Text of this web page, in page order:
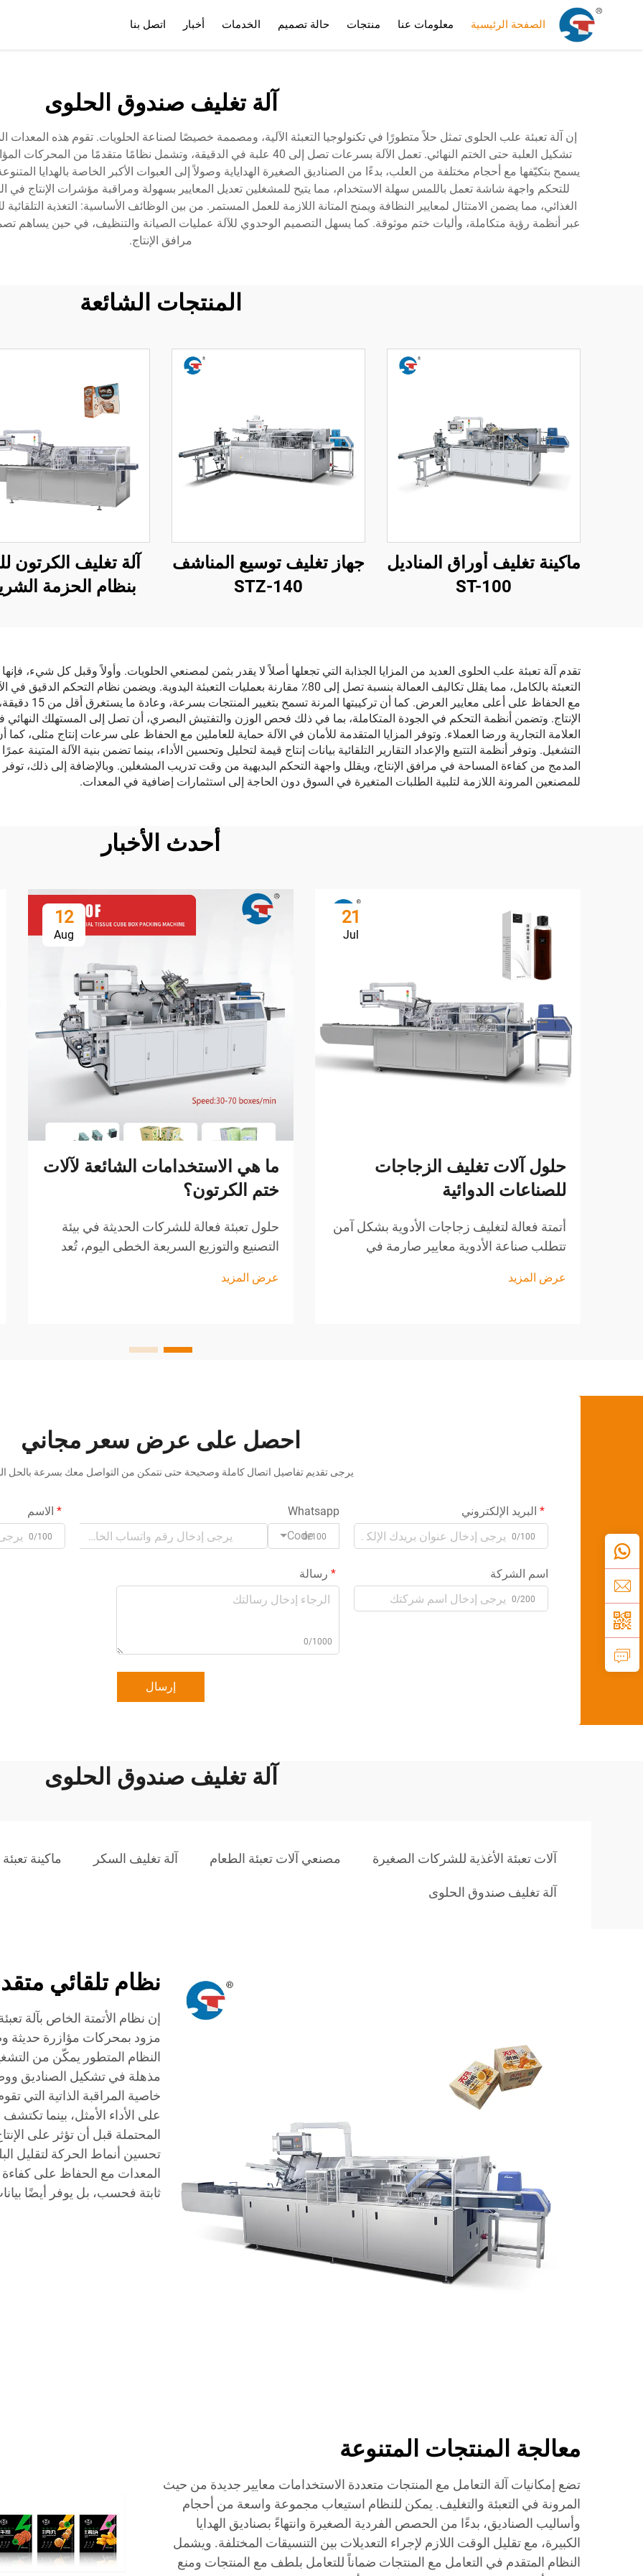
الصفحة الرئيسية معلومات عنا منتجات حالة تصميم الخدمات أخبار اتصل بنا
آلة تغليف صندوق الحلوى
إن آلة تعبئة علب الحلوى تمثل حلاً متطورًا في تكنولوجيا التعبئة الآلية، ومصممة خصيصًا لصناعة الحلويات. تقوم هذه
تشكيل العلبة حتى الختم النهائي. تعمل الآلة بسرعات تصل إلى 40 علبة في الدقيقة، وتشمل
يسمح بتكيّفها مع أحجام مختلفة من العلب، بدءًا من الصناديق الصغيرة الهداياية وصولاً إلى العبوات الأكبر الخاصة بالهدايا
للتحكم واجهة شاشة تعمل باللمس سهلة الاستخدام، مما يتيح للمشغلين تعديل المعايير بسهولة ومراقبة مؤشرات الإنتاج في
الغذائي، مما يضمن الامتثال لمعايير النظافة ويمنح المتانة اللازمة للعمل المستمر. من بين الوظائف الأساسية: التغذية
عبر أنظمة رؤية متكاملة، وأليات ختم موثوقة. كما يسهل التصميم الوحدوي للآلة عمليات الصيانة والتنظيف، في حين يساهم
مرافق الإنتاج.
المنتجات الشائعة
ماكينة تغليف أوراق المناديل
ST-100
جهاز تغليف توسيع المناشف
STZ-140
آلة تغليف الكرتون
بنظام الحزمة
تقدم آلة تعبئة علب الحلوى العديد من المزايا الجذابة التي تجعلها أصلاً لا يقدر بثمن لمصنعي الحلويات. وأولاً وقبل كل شيء،
التعبئة بالكامل، مما يقلل تكاليف العمالة بنسبة تصل إلى 80٪ مقارنة بعمليات التعبئة اليدوية.
مع الحفاظ على
الإنتاج. وتضمن أنظمة التحكم في الجودة المتكاملة، بما في ذلك فحص الوزن والتفتيش البصري، أن تصل إلى المستهلك
العلامة التجارية ورضا العملاء. وتوفر المزايا المتقدمة للأمان في الآلة حماية للعاملين مع الحفاظ على سرعات إنتاج مثلى،
التشغيل. وتوفر أنظمة التتبع والإعداد التقارير التلقائية بيانات إنتاج قيمة لتحليل وتحسين الأداء، بينما تضمن بنية الآلة
المدمج من كفاءة المساحة في مرافق الإنتاج، ويقلل واجهة التحكم البديهية من وقت تدريب المشغلين. وبالإضافة إلى ذلك،
للمصنعين المرونة اللازمة لتلبية الطلبات المتغيرة في السوق دون الحاجة إلى استثمارات إضافية في المعدات.
أحدث الأخبار
21
Jul
حلول آلات تغليف الزجاجات
للصناعات الدوائية
أتمتة فعالة لتغليف زجاجات الأدوية بشكل آمن
تتطلب صناعة الأدوية معايير صارمة في
تتبعه. ولتلبية هذه المتطلبات العالية، يعتمد
عرض المزيد
12
Aug
ما هي الاستخدامات الشائعة لآلات
ختم الكرتون؟
حلول تعبئة فعالة للشركات الحديثة في بيئة
التصنيع والتوزيع السريعة الخطى اليوم، تُعد
على القدرة التنافسية. لقد أصبحت آلة ختم
عرض المزيد
احصل على عرض سعر مجاني
يرجى تقديم تفاصيل اتصال كاملة وصحيحة حتى نتمكن من التواصل معك بسرعة بالحل
البريد الإلكتروني
0/100
Whatsapp
Code0/100
الاسم
0/100
اسم الشركة
0/200
رسالة
0/1000
إرسال
آلة تغليف صندوق الحلوى
آلات تعبئة الأغذية للشركات الصغيرة مصنعي آلات تعبئة الطعام آلة تغليف السكر ماكينة
آلة تغليف صندوق الحلوى
نظام تلقائي
إن نظام الأتمتة الخاص بآلة
مزود بمحركات مؤازرة حديثة
النظام المتطور يمكّن من
مذهلة في تشكيل الصناديق
خاصية المراقبة الذاتية التي
على الأداء الأمثل، بينما
المحتملة قبل أن تؤثر على
تحسين أنماط الحركة لتقليل
المعدات مع الحفاظ على كفاءة
ثابتة فحسب، بل يوفر أيضًا
معالجة المنتجات المتنوعة
تضع إمكانيات آلة التعامل مع المنتجات متعددة الاستخدامات معايير جديدة من حيث
المرونة في التعبئة والتغليف. يمكن للنظام استيعاب مجموعة واسعة من أحجام
وأساليب الصناديق، بدءًا من الحصص الفردية الصغيرة وانتهاءً بصناديق الهدايا
الكبيرة، مع تقليل الوقت اللازم لإجراء التعديلات بين التنسيقات المختلفة. ويشمل
النظام المتقدم في التعامل مع المنتجات ضماناً للتعامل بلطف مع المنتجات ومنع